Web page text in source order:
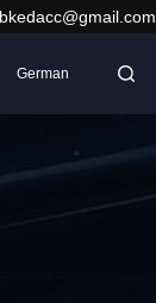
German